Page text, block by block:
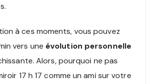
à ces moments, vous pouvez
vers une évolution personnelle
Alors, pourquoi ne pas
17 h 17 comme un ami sur votre